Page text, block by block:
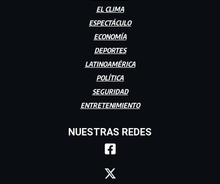
EL CLIMA
ESPECTÁCULO
ECONOMÍA
DEPORTES
LATINOAMÉRICA
POLÍTICA
SEGURIDAD
ENTRETENIMIENTO
NUESTRAS REDES